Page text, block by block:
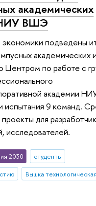
академических
НИУ ВШЭ
подведены
академических
Центром по работе с
академии
испытания 9 команд.
для
исследователей.
2030
студенты
Вышка технологическая